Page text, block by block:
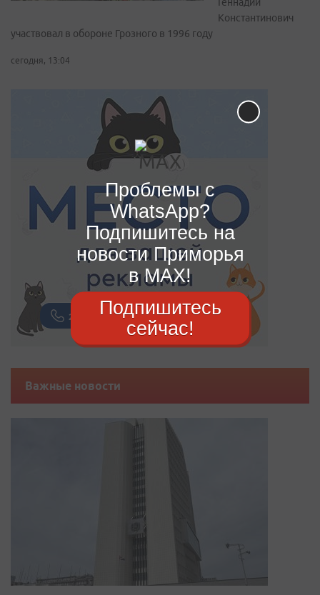
Геннадий
Константинович
участвовал в обороне Грозного в 1996 году
сегодня, 13:04
Важные новости
Проблемы с
WhatsApp?
Подпишитесь на
новости Приморья
в MAX!
Подпишитесь
сейчас!